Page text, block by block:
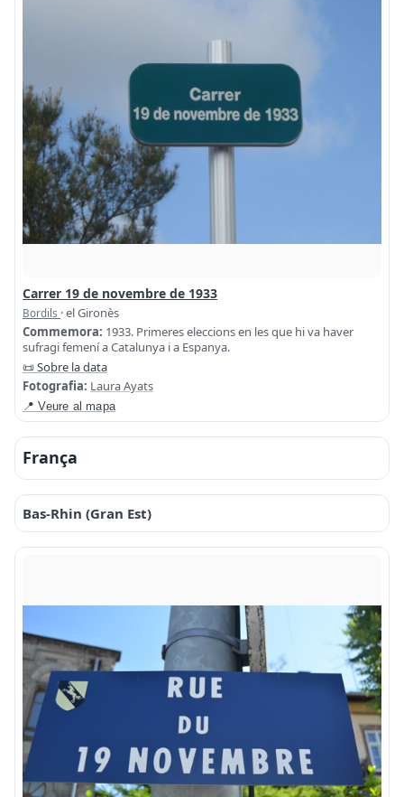
Carrer 19 de novembre de 1933
Bordils · el Gironès
Commemora: 1933. Primeres eleccions en les que hi va haver
sufragi femení a Catalunya i a Espanya.
📜 Sobre la data
Fotografia: Laura Ayats
📍 Veure al mapa
França
Bas-Rhin (Gran Est)